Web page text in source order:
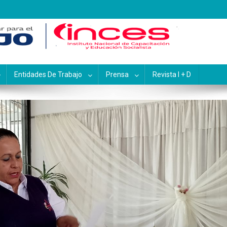
y Educación
Entidades De Trabajo Prensa Revista I + D